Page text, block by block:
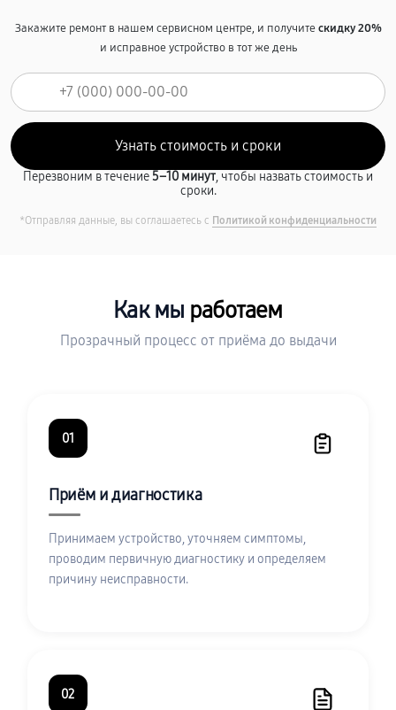
Закажите ремонт в нашем сервисном центре, и получитескидку 20%
и исправное устройство в тот же день
Перезвоним в течение5–10 минут, чтобы назвать стоимость и
сроки.
*Отправляя данные, вы соглашаетесь с Политикой конфиденциальности
Как мы работаем
Прозрачный процесс от приёма до выдачи
01
Приём и диагностика
Принимаем устройство, уточняем симптомы,
проводим первичную диагностику и определяем
причину неисправности.
02